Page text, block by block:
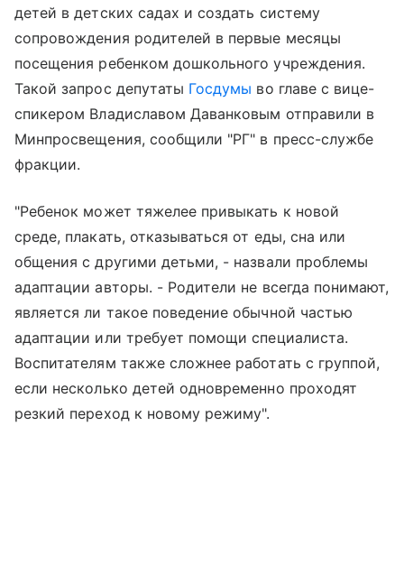
детей в детских садах и создать систему
сопровождения родителей в первые месяцы
посещения ребенком дошкольного учреждения.
Такой запрос депутаты Госдумы во главе с вице-
спикером Владиславом Даванковым отправили в
Минпросвещения, сообщили "РГ" в пресс-службе
фракции.
"Ребенок может тяжелее привыкать к новой
среде, плакать, отказываться от еды, сна или
общения с другими детьми, - назвали проблемы
адаптации авторы. - Родители не всегда понимают,
является ли такое поведение обычной частью
адаптации или требует помощи специалиста.
Воспитателям также сложнее работать с группой,
если несколько детей одновременно проходят
резкий переход к новому режиму".